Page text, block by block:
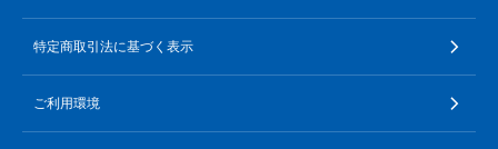
特定商取引法に基づく表示
ご利用環境